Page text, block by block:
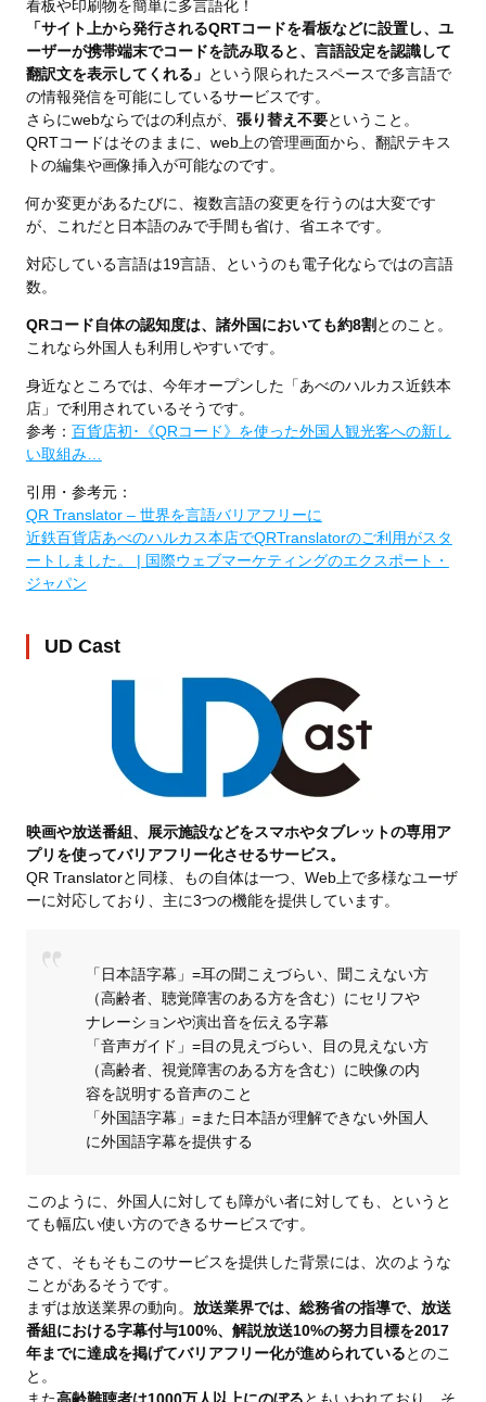
看板や印刷物を簡単に多言語化！
「サイト上から発行されるQRTコードを看板などに設置し、ユ
ーザーが携帯端末でコードを読み取ると、言語設定を認識して
翻訳文を表示してくれる」 という限られたスペースで多言語で
の情報発信を可能にしているサービスです。
さらにwebならではの利点が、 張り替え不要ということ。
QRTコードはそのままに、web上の管理画面から、翻訳テキス
トの編集や画像挿入が可能なのです。
何か変更があるたびに、複数言語の変更を行うのは大変です
が、これだと日本語のみで手間も省け、省エネです。
対応している言語は19言語、というのも電子化ならではの言語
数。
QRコード自体の認知度は、諸外国においても約8割 とのこと。
これなら外国人も利用しやすいです。
身近なところでは、今年オープンした「あべのハルカス近鉄本
店」で利用されているそうです。
参考： 百貨店初･《QRコード》を使った外国人観光客への新し
い取組み…
引用・参考元：
QR Translator – 世界を言語バリアフリーに
近鉄百貨店あべのハルカス本店でQRTranslatorのご利用がスタ
ートしました。 | 国際ウェブマーケティングのエクスポート・
ジャパン
UD Cast
映画や放送番組、展示施設などをスマホやタブレットの専用ア
プリを使ってバリアフリー化させるサービス。
QR Translatorと同様、もの自体は一つ、Web上で多様なユーザ
ーに対応しており、主に3つの機能を提供しています。
「日本語字幕」=耳の聞こえづらい、聞こえない方
（高齢者、聴覚障害のある方を含む）にセリフや
ナレーションや演出音を伝える字幕
「音声ガイド」=目の見えづらい、目の見えない方
（高齢者、視覚障害のある方を含む）に映像の内
容を説明する音声のこと
「外国語字幕」=また日本語が理解できない外国人
に外国語字幕を提供する
このように、外国人に対しても障がい者に対しても、というと
ても幅広い使い方のできるサービスです。
さて、そもそもこのサービスを提供した背景には、次のような
ことがあるそうです。
まずは放送業界の動向。 放送業界では、総務省の指導で、放送
番組における字幕付与100%、解説放送10%の努力目標を2017
年までに達成を掲げてバリアフリー化が進められているとのこ
と。